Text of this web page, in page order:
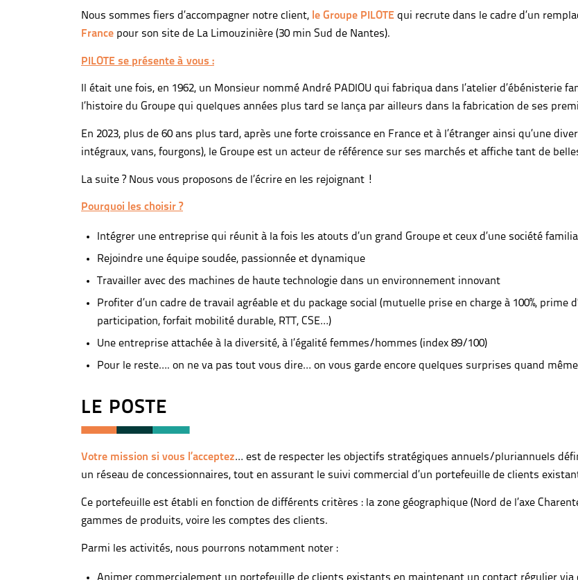
Nous sommes fiers d’accompagner notre client, le Groupe PILOTE qui recrute dans le cadre d’un
France pour son site de La Limouzinière (30 min Sud de Nantes).
PILOTE se présente à vous :
Il était une fois, en 1962, un Monsieur nommé André PADIOU qui fabriqua dans l’atelier d’ébénisterie
l’histoire du Groupe qui quelques années plus tard se lança par ailleurs dans la fabrication de ses
En 2023, plus de 60 ans plus tard, après une forte croissance en France et à l’étranger ainsi qu’une
intégraux, vans, fourgons), le Groupe est un acteur de référence sur ses marchés et affiche tant de
La suite ? Nous vous proposons de l’écrire en les rejoignant !
Pourquoi les choisir ?
Intégrer une entreprise qui réunit à la fois les atouts d’un grand Groupe et ceux d’une société
Rejoindre une équipe soudée, passionnée et dynamique
Travailler avec des machines de haute technologie dans un environnement innovant
Profiter d’un cadre de travail agréable et du package social (mutuelle prise en charge à 100%, prime
participation, forfait mobilité durable, RTT, CSE…)
Une entreprise attachée à la diversité, à l’égalité femmes/hommes (index 89/100)
Pour le reste…. on ne va pas tout vous dire… on vous garde encore quelques surprises quand
LE POSTE
Votre mission si vous l’acceptez… est de respecter les objectifs stratégiques annuels/pluriannuels
un réseau de concessionnaires, tout en assurant le suivi commercial d’un portefeuille de clients
Ce portefeuille est établi en fonction de différents critères : la zone géographique (Nord de l’axe
gammes de produits, voire les comptes des clients.
Parmi les activités, nous pourrons notamment noter :